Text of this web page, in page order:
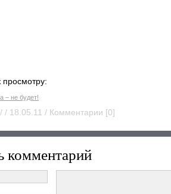
– не будет!
/ / 18.05.11 / Комментарии [0]
комментарий